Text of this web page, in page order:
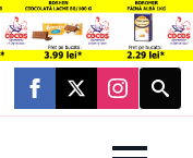
Search
for: